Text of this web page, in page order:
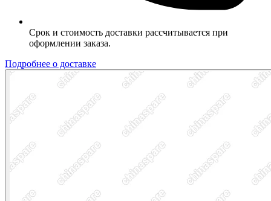
Срок и стоимость доставки рассчитывается при
оформлении заказа.
Подробнее о доставке